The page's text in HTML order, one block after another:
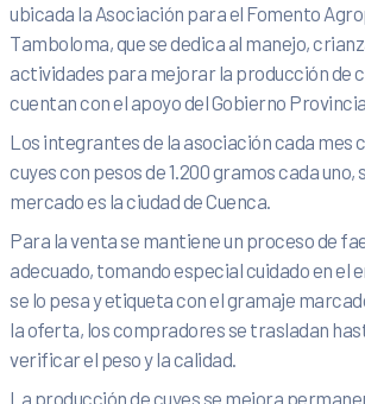
ubicada la Asociación para el Fomento
Tamboloma, que se dedica al manejo,
actividades para mejorar la producción de
cuentan con el apoyo del Gobierno
Los integrantes de la asociación cada mes
cuyes con pesos de 1.200 gramos cada uno,
mercado es la ciudad de Cuenca.
Para la venta se mantiene un proceso de
adecuado, tomando especial cuidado en el
se lo pesa y etiqueta con el gramaje
la oferta, los compradores se trasladan
verificar el peso y la calidad.
La producción de cuyes se mejora